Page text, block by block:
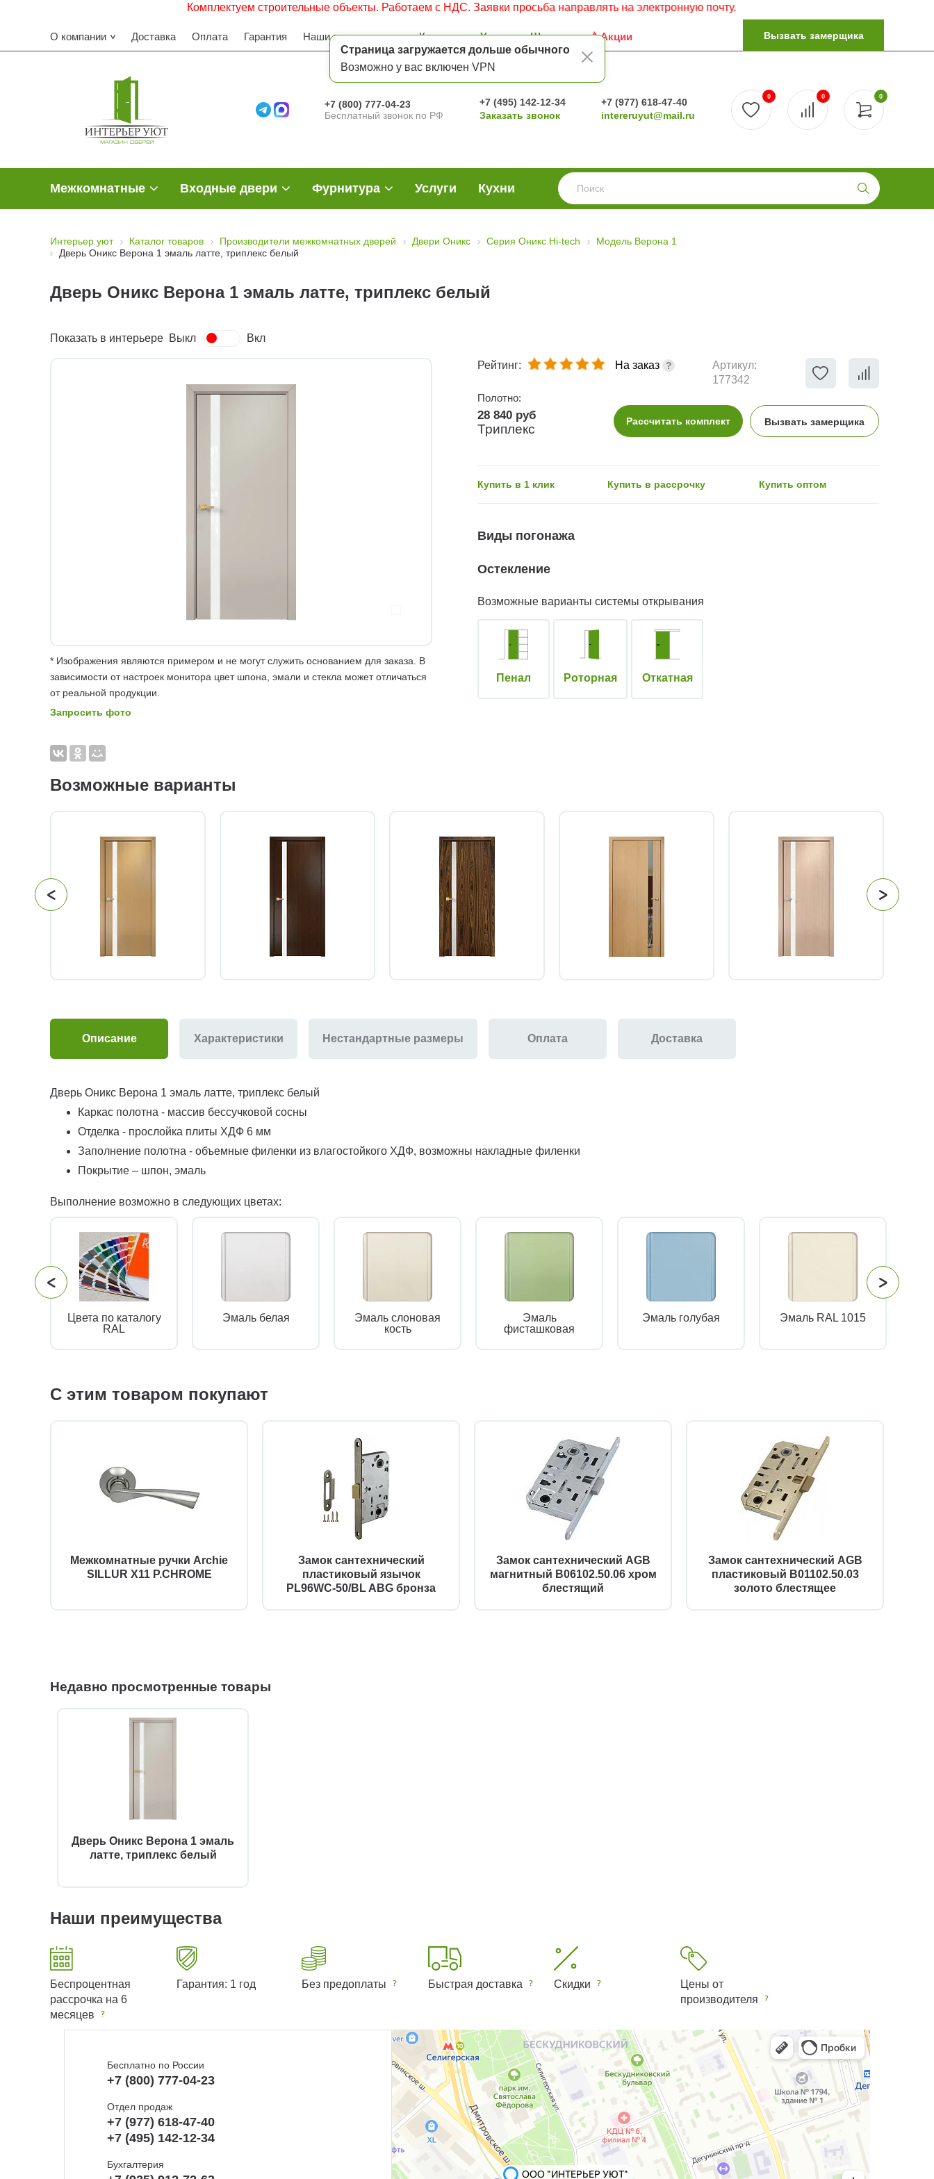
Страница загружается дольше обычного
Возможно у вас включен VPN
Комплектуем строительные объекты. Работаем с НДС. Заявки просьба направлять на электронную почту.
О компании Доставка Оплата Гарантия Наши преимущества Контакты Услуги Шоу-рум Акции Вызвать замерщика
+7 (800) 777-04-23
Бесплатный звонок по РФ
+7 (495) 142-12-34
Заказать звонок
+7 (977) 618-47-40
intereruyut@mail.ru
0
0 0
Межкомнатные Входные двери Фурнитура Услуги Кухни
Интерьер уют Каталог товаров Производители межкомнатных дверей Двери Оникс Серия Оникс Hi-tech
Модель Верона 1
Дверь Оникс Верона 1 эмаль латте, триплекс белый
Дверь Оникс Верона 1 эмаль латте, триплекс белый
Показать в интерьере Выкл Вкл
* Изображения являются примером и не могут служить основанием для заказа. В
зависимости от настроек монитора цвет шпона, эмали и стекла может отличаться
от реальной продукции.
Запросить фото
Рейтинг: На заказ
Артикул:
177342
Полотно:
28 840 руб
Триплекс
Рассчитать комплект Вызвать замерщика
Купить в 1 клик Купить в рассрочку Купить оптом
Виды погонажа
Остекление
Возможные варианты системы открывания
Пенал Роторная Откатная
Возможные варианты
Описание Характеристики Нестандартные размеры Оплата Доставка
Дверь Оникс Верона 1 эмаль латте, триплекс белый
Каркас полотна - массив бессучковой сосны
Отделка - прослойка плиты ХДФ 6 мм
Заполнение полотна - объемные филенки из влагостойкого ХДФ, возможны накладные филенки
Покрытие – шпон, эмаль
Выполнение возможно в следующих цветах:
Цвета по каталогу
RAL
Эмаль белая
Эмаль слоновая
кость
Эмаль
фисташковая
Эмаль голубая Эмаль RAL 1015
С этим товаром покупают
Межкомнатные ручки Archie
SILLUR X11 P.CHROME
Замок сантехнический
пластиковый язычок
PL96WC-50/BL ABG бронза
Замок сантехнический AGB
магнитный B06102.50.06 хром
блестящий
Замок сантехнический AGB
пластиковый B01102.50.03
золото блестящее
Недавно просмотренные товары
Дверь Оникс Верона 1 эмаль
латте, триплекс белый
Наши преимущества
Беспроцентная
рассрочка на 6
месяцев
Гарантия: 1 год Без предоплаты Быстрая доставка Скидки
Цены от
производителя
Бесплатно по России
+7 (800) 777-04-23
Отдел продаж
+7 (977) 618-47-40
+7 (495) 142-12-34
Бухгалтерия